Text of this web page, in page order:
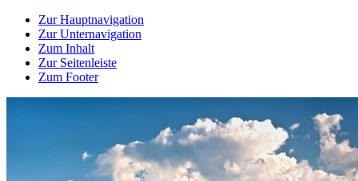
Zur Hauptnavigation
Zur Unternavigation
Zum Inhalt
Zur Seitenleiste
Zum Footer